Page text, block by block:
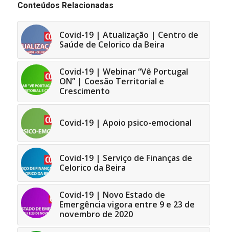
Conteúdos Relacionadas
Covid-19 | Atualização | Centro de
Saúde de Celorico da Beira
Covid-19 | Webinar “Vê Portugal
ON” | Coesão Territorial e
Crescimento
Covid-19 | Apoio psico-emocional
Covid-19 | Serviço de Finanças de
Celorico da Beira
Covid-19 | Novo Estado de
Emergência vigora entre 9 e 23 de
novembro de 2020